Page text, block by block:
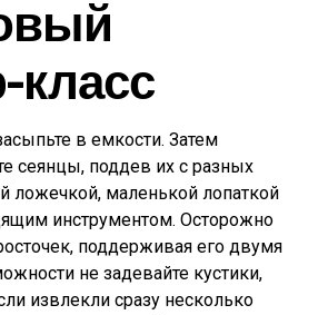
класс
в емкости. Затем
сеянцы, поддев их с разных
ложечкой, маленькой лопаткой
инструментом. Осторожно
поддерживая его двумя
не задевайте кустики,
извлекли сразу несколько